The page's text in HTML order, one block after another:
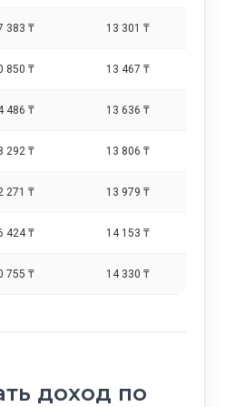
383 ₸ 13 301 ₸
850 ₸ 13 467 ₸
486 ₸ 13 636 ₸
292 ₸ 13 806 ₸
271 ₸ 13 979 ₸
424 ₸ 14 153 ₸
755 ₸ 14 330 ₸
доход по